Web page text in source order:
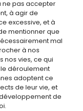
ne pas accepter
à agir de
excessive, et à
mentionner que
mal
à nos
nos vies, ce qui
déroulement
adoptent ce
de leur vie, et
de